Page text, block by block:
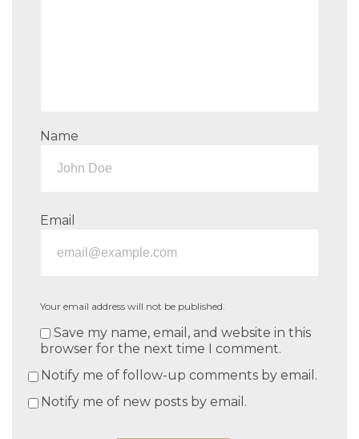
Name
Email
Your email address will not be published.
Save my name, email, and website in this
browser for the next time I comment.
Notify me of follow-up comments by email.
Notify me of new posts by email.